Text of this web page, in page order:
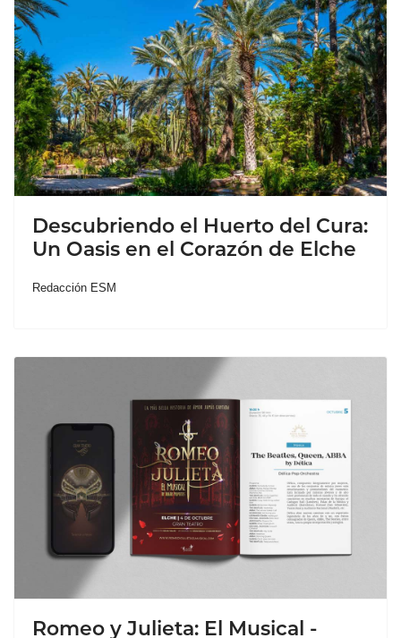
Descubriendo el Huerto del Cura:
Un Oasis en el Corazón de Elche
Redacción ESM
Romeo y Julieta: El Musical -